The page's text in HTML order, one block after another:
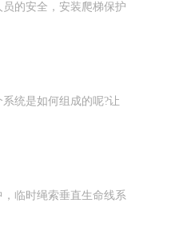
的安全，安装爬梯保护
统是如何组成的呢?让
临时绳索垂直生命线系